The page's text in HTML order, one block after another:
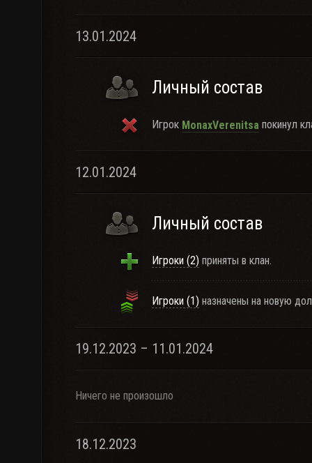
13.01.2024
Личный состав
Игрок MonaxVerenitsa покинул
12.01.2024
Личный состав
Игроки (2) приняты в клан.
Игроки (1) назначены на новую
19.12.2023 – 11.01.2024
Ничего не произошло
18.12.2023